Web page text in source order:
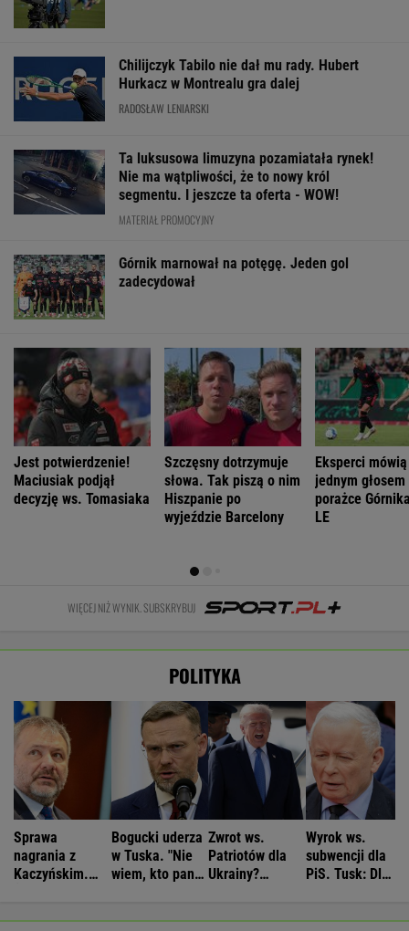
Chilijczyk Tabilo nie dał mu rady. Hubert
Hurkacz w Montrealu gra dalej
RADOSŁAW LENIARSKI
Ta luksusowa limuzyna pozamiatała rynek!
Nie ma wątpliwości, że to nowy król
segmentu. I jeszcze ta oferta - WOW!
MATERIAŁ PROMOCYJNY
Górnik marnował na potęgę. Jeden gol
zadecydował
Jest potwierdzenie!
Maciusiak podjął
decyzję ws. Tomasiaka
Szczęsny dotrzymuje
słowa. Tak piszą o nim
Hiszpanie po
wyjeździe Barcelony
Eksperci mówią
jednym głosem
porażce
LE
WIĘCEJ NIŻ WYNIK. SUBSKRYBUJ
POLITYKA
Sprawa
nagrania z
Kaczyńskim.
Bogucki uderza
w Tuska. "Nie
wiem, kto panu
Zwrot ws.
Patriotów dla
Ukrainy?
Wyrok ws.
subwencji dla
PiS. Tusk: Dla